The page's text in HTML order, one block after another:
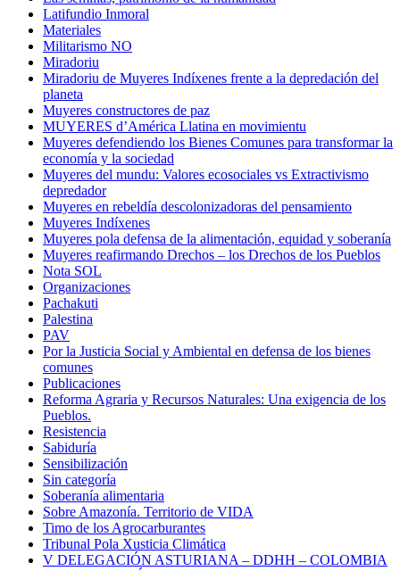
Latifundio Inmoral
Materiales
Militarismo NO
Miradoriu
Miradoriu de Muyeres Indíxenes frente a la depredación del
planeta
Muyeres constructores de paz
MUYERES d’América Llatina en movimientu
Muyeres defendiendo los Bienes Comunes para transformar la
economía y la sociedad
Muyeres del mundu: Valores ecosociales vs Extractivismo
depredador
Muyeres en rebeldía descolonizadoras del pensamiento
Muyeres Indíxenes
Muyeres pola defensa de la alimentación, equidad y soberanía
Muyeres reafirmando Drechos – los Drechos de los Pueblos
Nota SOL
Organizaciones
Pachakuti
Palestina
PAV
Por la Justicia Social y Ambiental en defensa de los bienes
comunes
Publicaciones
Reforma Agraria y Recursos Naturales: Una exigencia de los
Pueblos.
Resistencia
Sabiduría
Sensibilización
Sin categoría
Soberanía alimentaria
Sobre Amazonía. Territorio de VIDA
Timo de los Agrocarburantes
Tribunal Pola Xusticia Climática
V DELEGACIÓN ASTURIANA – DDHH – COLOMBIA